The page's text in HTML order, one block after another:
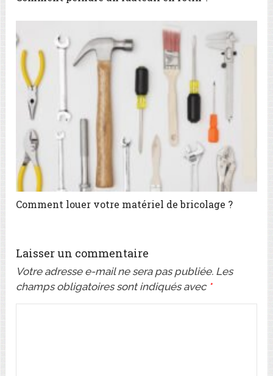
Comment louer votre matériel de bricolage ?
Laisser un commentaire
Votre adresse e-mail ne sera pas publiée. Les
champs obligatoires sont indiqués avec *